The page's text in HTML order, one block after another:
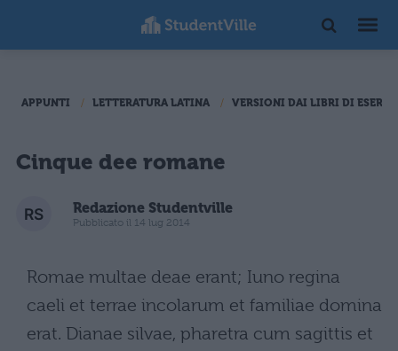
APPUNTI LETTERATURA LATINA VERSIONI DAI LIBRI DI
Cinque dee romane
Redazione Studentville
Pubblicato il 14 lug 2014
Romae multae deae erant; Iuno regina
caeli et terrae incolarum et familiae domina
erat. Dianae silvae, pharetra cum sagittis et